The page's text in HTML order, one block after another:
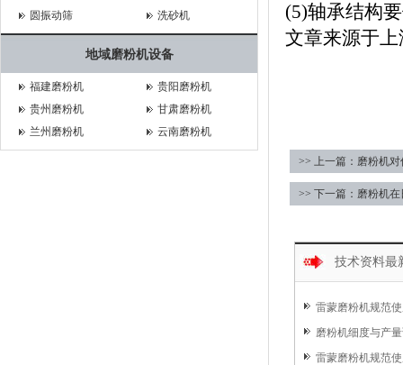
圆振动筛
洗砂机
地域磨粉机设备
福建磨粉机
贵阳磨粉机
贵州磨粉机
甘肃磨粉机
兰州磨粉机
云南磨粉机
(5)轴承结构
文章来源于
>> 上一篇：磨粉机
>> 下一篇：磨粉机
技术资料最
雷蒙磨粉机规范
磨粉机细度与产
雷蒙磨粉机规范